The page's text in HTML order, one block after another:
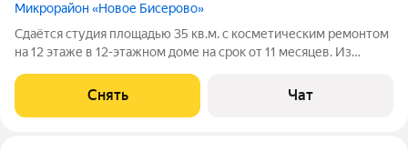
Микрорайон «Новое Бисерово»
Сдаётся студия площадью 35 кв.м. с косметическим ремонтом
на 12 этаже в 12-этажном доме на срок от 11 месяцев. Из
Посудомоечная машина Дом - монолитный. В подъезде 2
лифта - 1 грузовой и 1
Снять Чат